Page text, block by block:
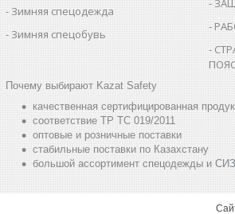
Зимняя спецодежда
Зимняя спецобувь
Почему выбирают Kazat Safety
качественная сертифицированная
соответствие ТР ТС 019/2011
оптовые и розничные поставки
стабильные поставки по Казахстану
большой ассортимент спецодежды и СИЗ